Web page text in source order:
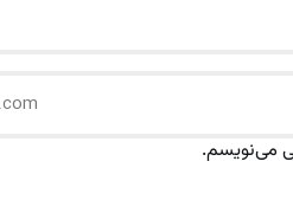
می‌نویسم.